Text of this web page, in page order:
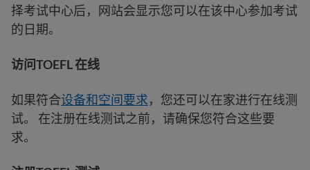
择考试中心后，网站会显示您可以在该中心参加考试
的日期。
访问TOEFL 在线
如果符合设备和空间要求，您还可以在家进行在线测
试。 在注册在线测试之前，请确保您符合这些要
求。